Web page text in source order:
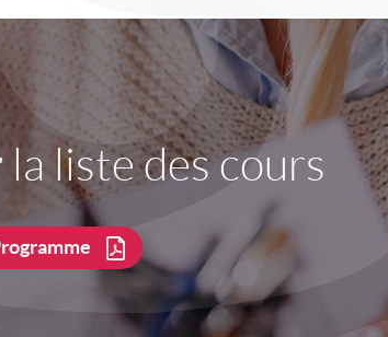
la liste des cours